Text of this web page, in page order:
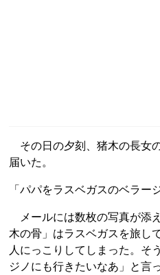
その日の夕刻、猪木の長女
届いた。
「パパをラスベガスのベラー
メールには数枚の写真が添
木の骨」はラスベガスを旅し
人にっこりしてしまった。そ
ジノにも行きたいなあ」と言